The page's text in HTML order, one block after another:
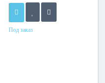
Под заказ